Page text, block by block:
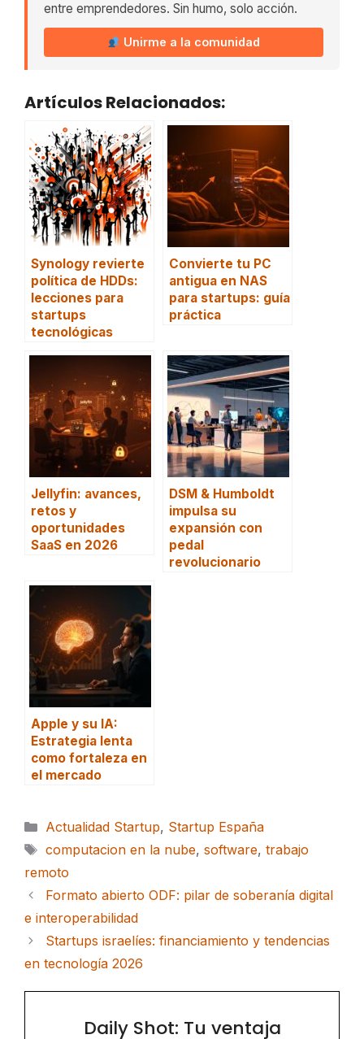
entre emprendedores. Sin humo, solo acción.
Unirme a la comunidad
Artículos Relacionados:
Synology revierte
política de HDDs:
lecciones para
startups
tecnológicas
Convierte tu PC
antigua en NAS
para startups: guía
práctica
Jellyfin: avances,
retos y
oportunidades
SaaS en 2026
DSM & Humboldt
impulsa su
expansión con
pedal
revolucionario
Apple y su IA:
Estrategia lenta
como fortaleza en
el mercado
Categorías
Actualidad Startup, Startup España
Etiquetas
computacion en la nube, software, trabajo
remoto
Formato abierto ODF: pilar de soberanía digital
e interoperabilidad
Startups israelíes: financiamiento y tendencias
en tecnología 2026
Daily Shot: Tu ventaja